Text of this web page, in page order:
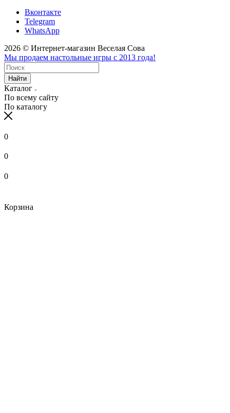
Вконтакте
Telegram
WhatsApp
2026 © Интернет-магазин Веселая Сова
Мы продаем настольные игры с 2013 года!
Найти
Каталог
По всему сайту
По каталогу
0
0
0
Корзина